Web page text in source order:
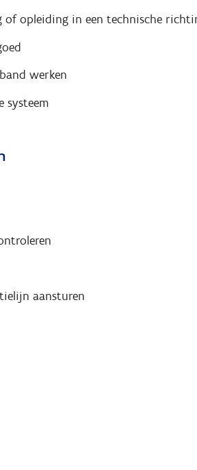
of opleiding in een technische
werken
systeem
aansturen